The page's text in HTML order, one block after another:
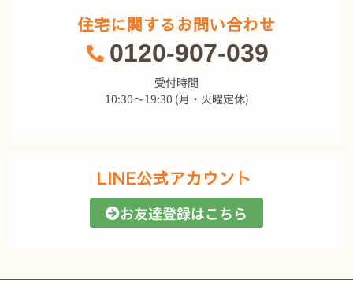
住宅に関するお問い合わせ
0120-907-039
受付時間
10:30～19:30 (月・火曜定休)
LINE公式アカウント
お友達登録はこちら